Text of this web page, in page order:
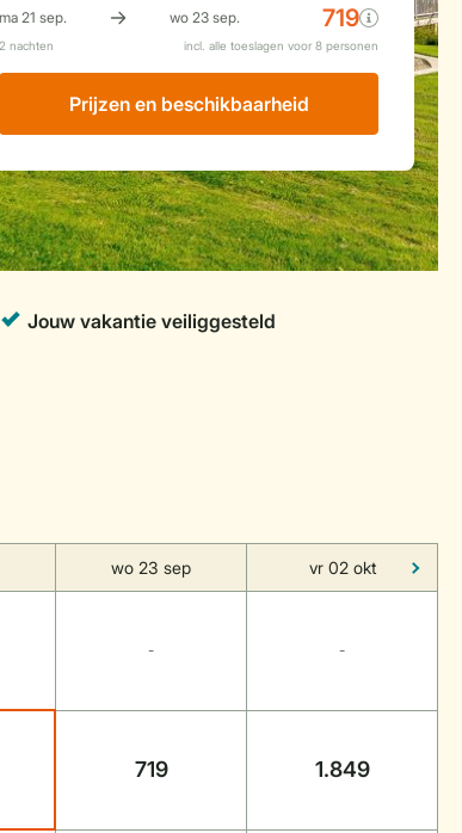
Prijzen en beschikbaarheid
wo 23 sep vr 02 okt
- -
719 1.849